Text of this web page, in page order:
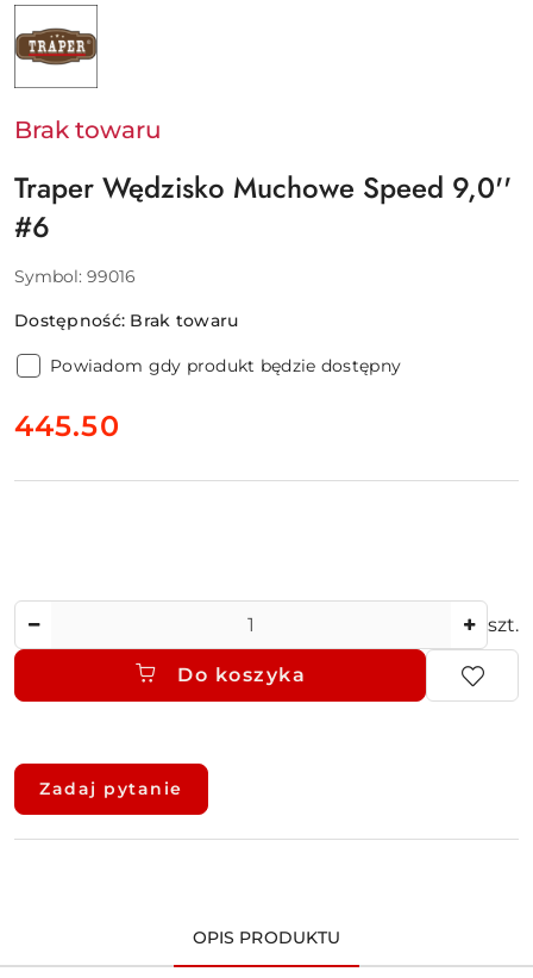
NAZWA
PRODUCENTA:
TRAPER
Brak towaru
Traper Wędzisko Muchowe Speed 9,0''
#6
Symbol: 99016
Dostępność: Brak towaru
Powiadom gdy produkt będzie dostępny
cena:
445.50
szt.
Do koszyka
Dostępność
dostawa
Zadaj pytanie
OPIS PRODUKTU